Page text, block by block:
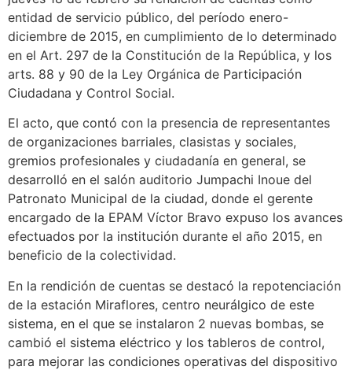
entidad de servicio público, del período enero-
diciembre de 2015, en cumplimiento de lo determinado
en el Art. 297 de la Constitución de la República, y los
arts. 88 y 90 de la Ley Orgánica de Participación
Ciudadana y Control Social.
El acto, que contó con la presencia de representantes
de organizaciones barriales, clasistas y sociales,
gremios profesionales y ciudadanía en general, se
desarrolló en el salón auditorio Jumpachi Inoue del
Patronato Municipal de la ciudad, donde el gerente
encargado de la EPAM Víctor Bravo expuso los avances
efectuados por la institución durante el año 2015, en
beneficio de la colectividad.
En la rendición de cuentas se destacó la repotenciación
de la estación Miraflores, centro neurálgico de este
sistema, en el que se instalaron 2 nuevas bombas, se
cambió el sistema eléctrico y los tableros de control,
para mejorar las condiciones operativas del dispositivo